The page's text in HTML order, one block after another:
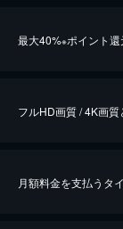
最大40%※ポイント還
※40％ポイント還元の対
フルHD画質 / 4K画質
月額料金を支払うタ